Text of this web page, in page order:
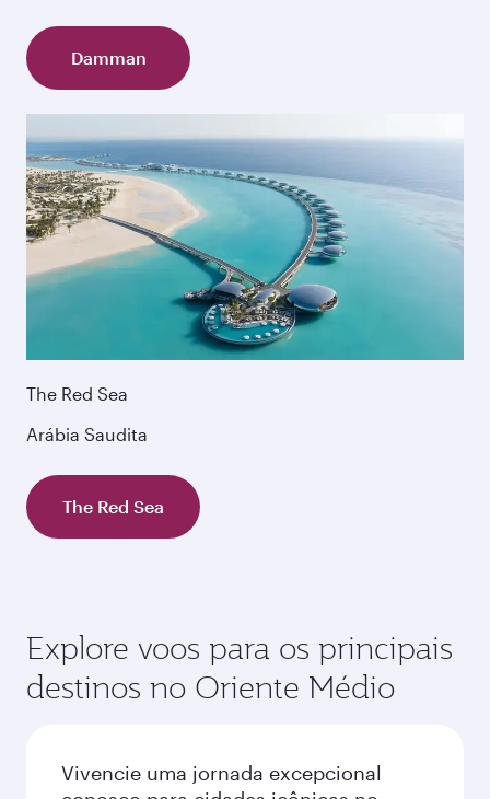
Damman
The Red Sea
Arábia Saudita
The Red Sea
Explore voos para os principais
destinos no Oriente Médio
Vivencie uma jornada excepcional